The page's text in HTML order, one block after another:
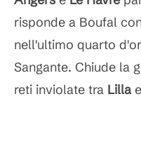
risponde a Boufal
nell'ultimo quarto
Sangante. Chiude la
reti inviolate tra Lilla e